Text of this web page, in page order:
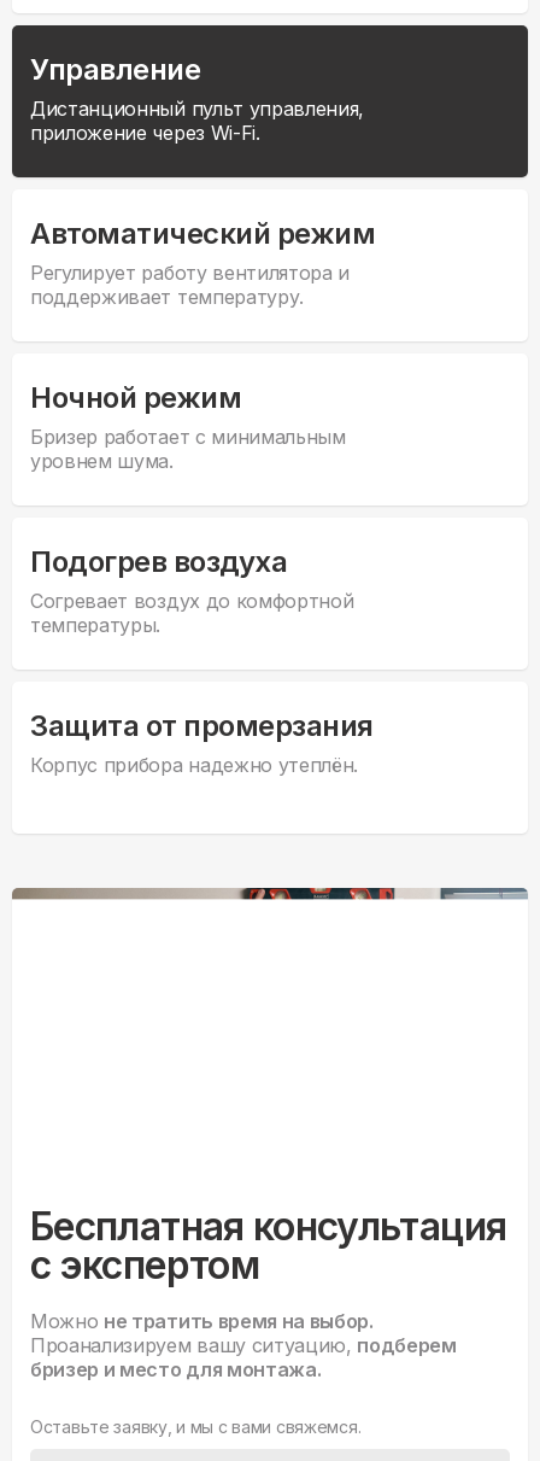
Управление
Дистанционный пульт управления,
приложение через Wi-Fi.
Автоматический режим
Регулирует работу вентилятора и
поддерживает температуру.
Ночной режим
Бризер работает с минимальным
уровнем шума.
Подогрев воздуха
Согревает воздух до комфортной
температуры.
Защита от промерзания
Корпус прибора надежно утеплён.
Бесплатная консультация
с экспертом
Можно не тратить время на выбор.
Проанализируем вашу ситуацию, подберем
бризер и место для монтажа.
Оставьте заявку, и мы с вами свяжемся.